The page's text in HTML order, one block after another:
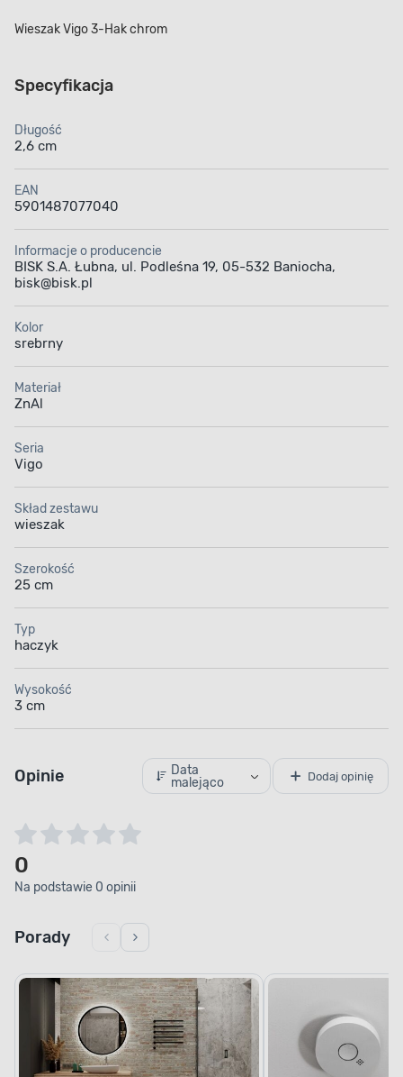
Wieszak Vigo 3-Hak chrom
Specyfikacja
Długość
2,6 cm
EAN
5901487077040
Informacje o producencie
BISK S.A. Łubna, ul. Podleśna 19, 05-532 Baniocha,
bisk@bisk.pl
Kolor
srebrny
Materiał
ZnAl
Seria
Vigo
Skład zestawu
wieszak
Szerokość
25 cm
Typ
haczyk
Wysokość
3 cm
Opinie
Data
malejąco
Dodaj opinię
0
Na podstawie 0 opinii
Porady